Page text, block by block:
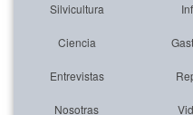
Silvicultura
Ciencia
Entrevistas
Nosotras